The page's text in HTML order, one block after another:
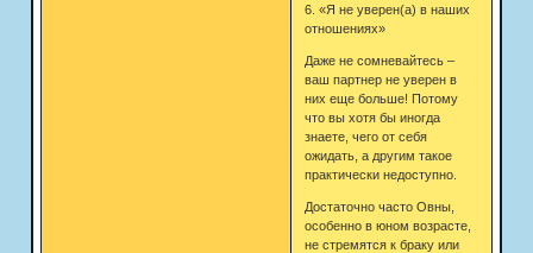
6. «Я не уверен(а) в наших
отношениях»
Даже не сомневайтесь –
ваш партнер не уверен в
них еще больше! Потому
что вы хотя бы иногда
знаете, чего от себя
ожидать, а другим такое
практически недоступно.
Достаточно часто Овны,
особенно в юном возрасте,
не стремятся к браку или